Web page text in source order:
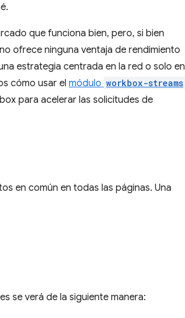
que funciona bien, pero, si bien
ofrece ninguna ventaja de rendimiento
estrategia centrada en la red o solo en
cómo usar el módulo workbox-streams
para acelerar las solicitudes de
en común en todas las páginas. Una
se verá de la siguiente manera: